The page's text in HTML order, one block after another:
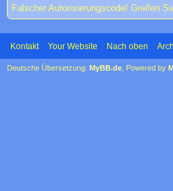
Falscher Autorisierungscode! Greifen
Kontakt Your Website Nach oben
Deutsche Übersetzung: MyBB.de , Powered by